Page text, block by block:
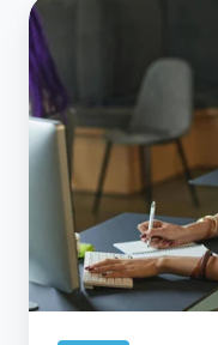
Avis
client
Wifirst
:
l'écoute
active
de
l'amélioration